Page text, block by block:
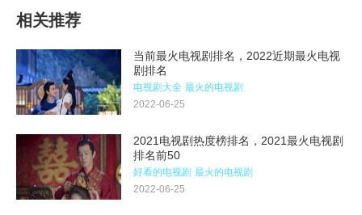
相关推荐
当前最火电视剧排名，2022近期最火电视
剧排名
电视剧大全 最火的电视剧
2022-06-25
2021电视剧热度榜排名，2021最火电视剧
排名前50
好看的电视剧 最火的电视剧
2022-06-25